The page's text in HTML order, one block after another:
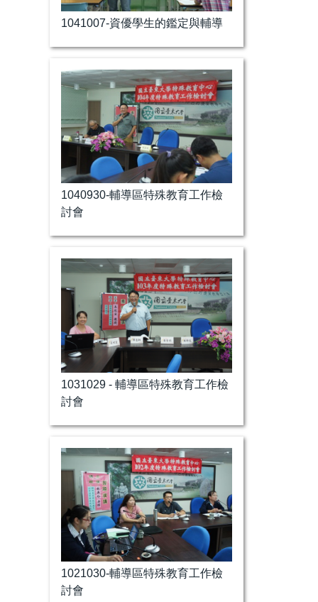
1041007-資優學生的鑑定與輔導
1040930-輔導區特殊教育工作檢
討會
1031029 - 輔導區特殊教育工作檢
討會
1021030-輔導區特殊教育工作檢
討會